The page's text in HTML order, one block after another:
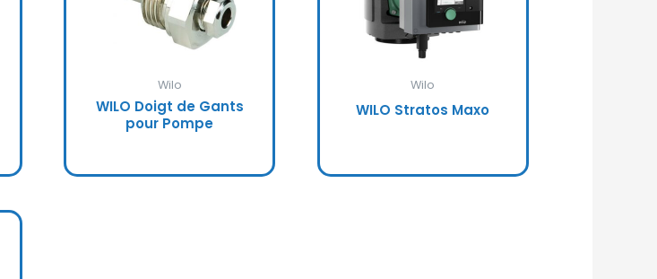
Wilo
WILO Doigt de Gants
pour Pompe
Wilo
WILO Stratos Maxo